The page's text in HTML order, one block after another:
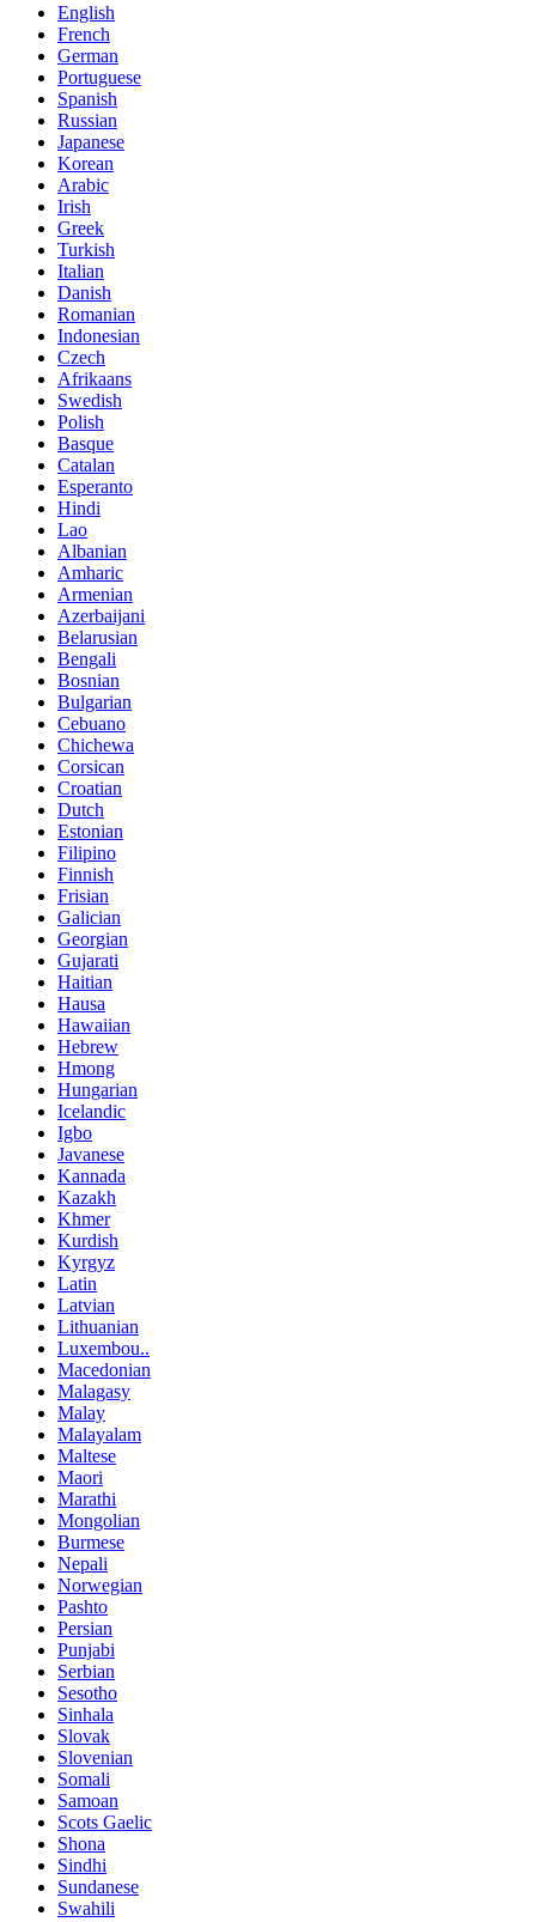
English
French
German
Portuguese
Spanish
Russian
Japanese
Korean
Arabic
Irish
Greek
Turkish
Italian
Danish
Romanian
Indonesian
Czech
Afrikaans
Swedish
Polish
Basque
Catalan
Esperanto
Hindi
Lao
Albanian
Amharic
Armenian
Azerbaijani
Belarusian
Bengali
Bosnian
Bulgarian
Cebuano
Chichewa
Corsican
Croatian
Dutch
Estonian
Filipino
Finnish
Frisian
Galician
Georgian
Gujarati
Haitian
Hausa
Hawaiian
Hebrew
Hmong
Hungarian
Icelandic
Igbo
Javanese
Kannada
Kazakh
Khmer
Kurdish
Kyrgyz
Latin
Latvian
Lithuanian
Luxembou..
Macedonian
Malagasy
Malay
Malayalam
Maltese
Maori
Marathi
Mongolian
Burmese
Nepali
Norwegian
Pashto
Persian
Punjabi
Serbian
Sesotho
Sinhala
Slovak
Slovenian
Somali
Samoan
Scots Gaelic
Shona
Sindhi
Sundanese
Swahili